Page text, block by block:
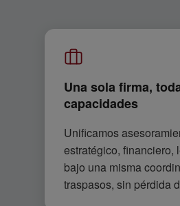
Una sola firma,
capacidades
Unificamos
estratégico, financiero,
bajo una misma
traspasos, sin pérdida